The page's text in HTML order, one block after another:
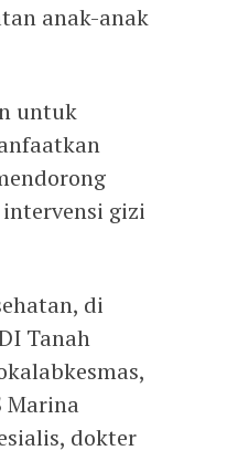
anak-anak
untuk
gizi
di
Tanah
Marina
dokter